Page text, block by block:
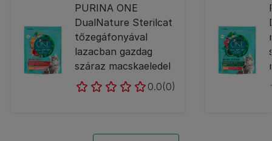
PURINA ONE
DualNature Sterilcat
tőzegáfonyával
lazacban gazdag
száraz macskaeledel
0.0(0)